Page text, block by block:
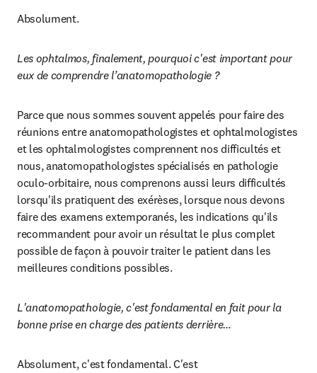
Absolument.
Les ophtalmos, finalement, pourquoi c'est important pour
eux de comprendre l’anatomopathologie ?
Parce que nous sommes souvent appelés pour faire des
réunions entre anatomopathologistes et ophtalmologistes
et les ophtalmologistes comprennent nos difficultés et
nous, anatomopathologistes spécialisés en pathologie
oculo-orbitaire, nous comprenons aussi leurs difficultés
lorsqu'ils pratiquent des exérèses, lorsque nous devons
faire des examens extemporanés, les indications qu'ils
recommandent pour avoir un résultat le plus complet
possible de façon à pouvoir traiter le patient dans les
meilleures conditions possibles.
L'anatomopathologie, c'est fondamental en fait pour la
bonne prise en charge des patients derrière…
Absolument, c'est fondamental. C'est